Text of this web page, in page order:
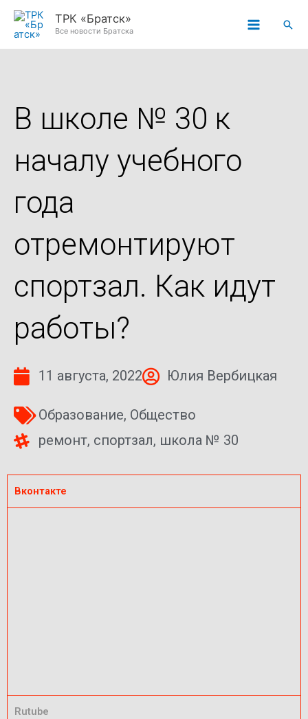
Перейти
ТРК «Братск»
Все новости Братска
В школе № 30 к
началу учебного
года
отремонтируют
спортзал. Как идут
работы?
11 августа, 2022 Юлия Вербицкая
Образование, Общество
ремонт, спортзал, школа № 30
Вконтакте
Rutube